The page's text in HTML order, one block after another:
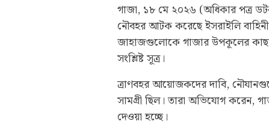
গাজা, ১৮ মে ২০২৬ (অধিকার পত্র
নৌবহর আটক করেছে ইসরাইলি
জাহাজগুলোকে গাজার উপকূলের
সংশ্লিষ্ট সূত্র।
ত্রাণবহর আয়োজকদের দাবি,
সামগ্রী ছিল। তারা অভিযোগ করেন,
দেওয়া হচ্ছে।